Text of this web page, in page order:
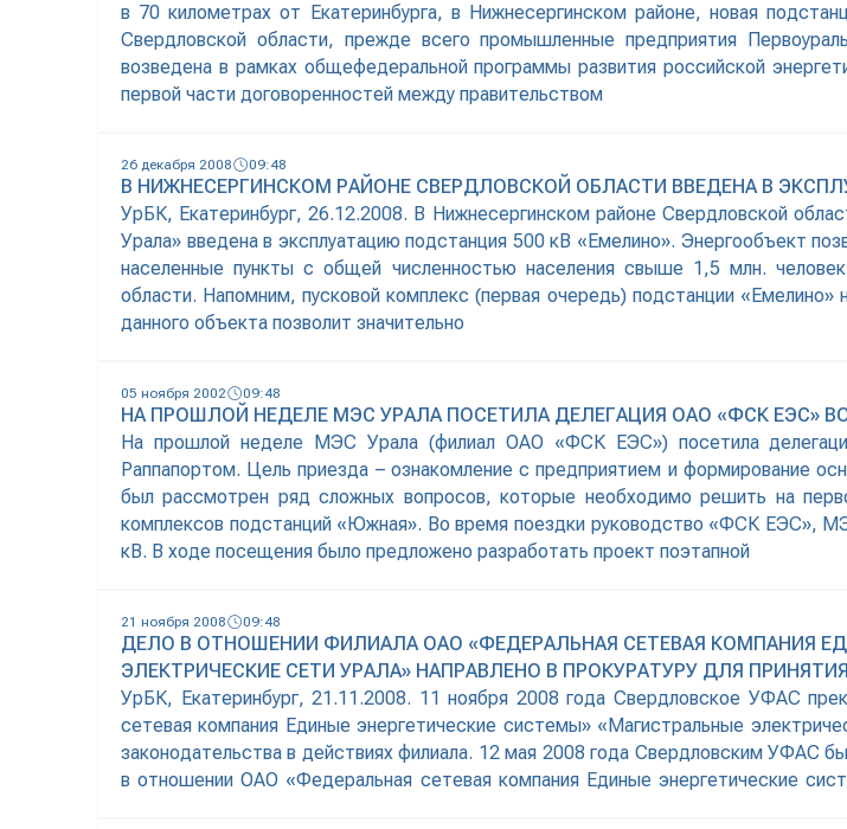
в 70 километрах от Екатеринбурга, в Нижнесергинском районе, новая
Свердловской области, прежде всего промышленные предприятия
возведена в рамках общефедеральной программы развития российской
первой части договоренностей между правительством
26 декабря 2008 09:48
В НИЖНЕСЕРГИНСКОМ РАЙОНЕ СВЕРДЛОВСКОЙ ОБЛАСТИ ВВЕДЕНА В
УрБК, Екатеринбург, 26.12.2008. В Нижнесергинском районе Свердловской
Урала» введена в эксплуатацию подстанция 500 кВ «Емелино». Энергообъект
населенные пункты с общей численностью населения свыше 1,5 млн.
области. Напомним, пусковой комплекс (первая очередь) подстанции
данного объекта позволит значительно
05 ноября 2002 09:48
НА ПРОШЛОЙ НЕДЕЛЕ МЭС УРАЛА ПОСЕТИЛА ДЕЛЕГАЦИЯ ОАО «ФСК ЕЭС»
На прошлой неделе МЭС Урала (филиал ОАО «ФСК ЕЭС») посетила
Раппапортом. Цель приезда – ознакомление с предприятием и формирование
был рассмотрен ряд сложных вопросов, которые необходимо решить на
комплексов подстанций «Южная». Во время поездки руководство «ФСК ЕЭС»,
кВ. В ходе посещения было предложено разработать проект поэтапной
21 ноября 2008 09:48
ДЕЛО В ОТНОШЕНИИ ФИЛИАЛА ОАО «ФЕДЕРАЛЬНАЯ СЕТЕВАЯ КОМПАНИЯ
ЭЛЕКТРИЧЕСКИЕ СЕТИ УРАЛА» НАПРАВЛЕНО В ПРОКУРАТУРУ ДЛЯ
УрБК, Екатеринбург, 21.11.2008. 11 ноября 2008 года Свердловское УФАС
сетевая компания Единые энергетические системы» «Магистральные
законодательства в действиях филиала. 12 мая 2008 года Свердловским УФАС
в отношении ОАО «Федеральная сетевая компания Единые энергетические